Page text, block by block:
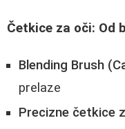
Četkice za oči: Od
Blending Brush
prelaze
Precizne četkice